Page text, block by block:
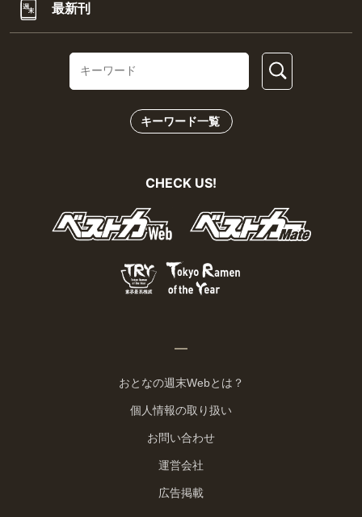
最新刊
キーワード一覧
CHECK US!
おとなの週末Webとは？
個人情報の取り扱い
お問い合わせ
運営会社
広告掲載